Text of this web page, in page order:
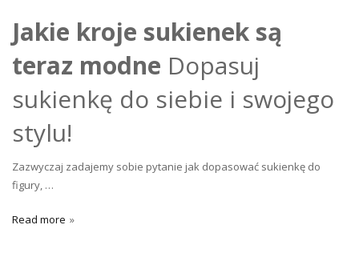
Jakie kroje sukienek są
teraz modne Dopasuj
sukienkę do siebie i swojego
stylu!
Zazwyczaj zadajemy sobie pytanie jak dopasować sukienkę do
figury, …
Read more